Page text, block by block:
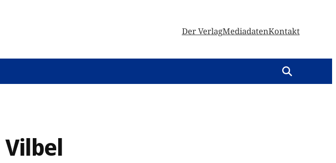
Der VerlagMediadatenKontakt
Vilbel